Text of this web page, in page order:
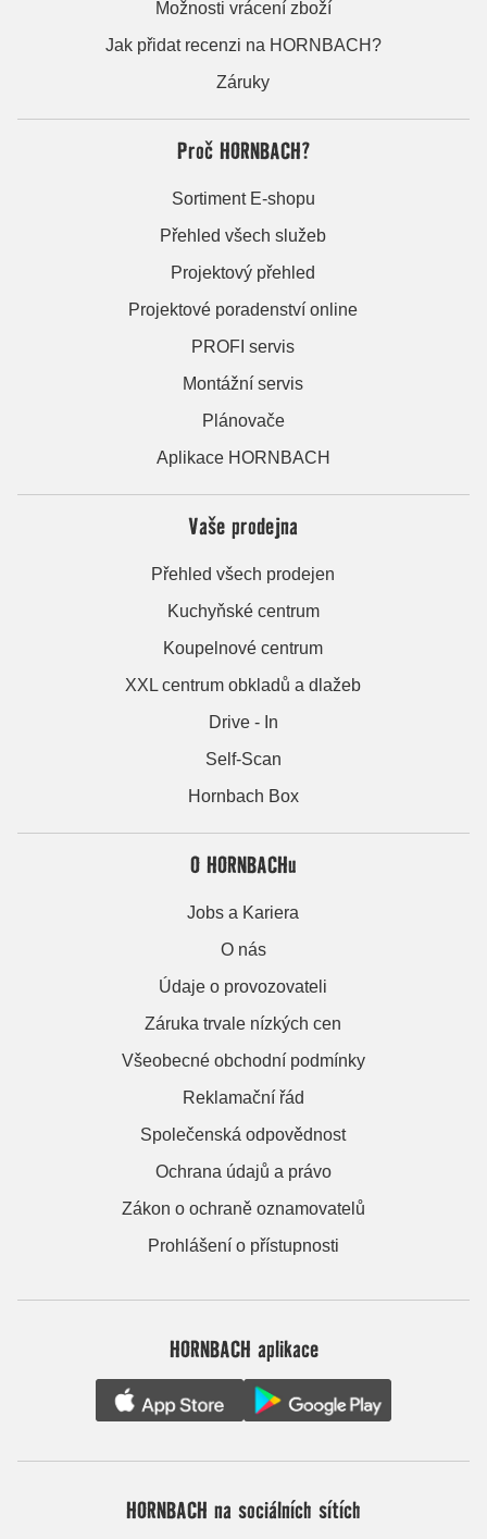
Možnosti vrácení zboží
Jak přidat recenzi na HORNBACH?
Záruky
Proč HORNBACH?
Sortiment E-shopu
Přehled všech služeb
Projektový přehled
Projektové poradenství online
PROFI servis
Montážní servis
Plánovače
Aplikace HORNBACH
Vaše prodejna
Přehled všech prodejen
Kuchyňské centrum
Koupelnové centrum
XXL centrum obkladů a dlažeb
Drive - In
Self-Scan
Hornbach Box
O HORNBACHu
Jobs a Kariera
O nás
Údaje o provozovateli
Záruka trvale nízkých cen
Všeobecné obchodní podmínky
Reklamační řád
Společenská odpovědnost
Ochrana údajů a právo
Zákon o ochraně oznamovatelů
Prohlášení o přístupnosti
HORNBACH aplikace
HORNBACH na sociálních sítích